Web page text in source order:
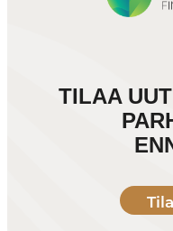
TILAA